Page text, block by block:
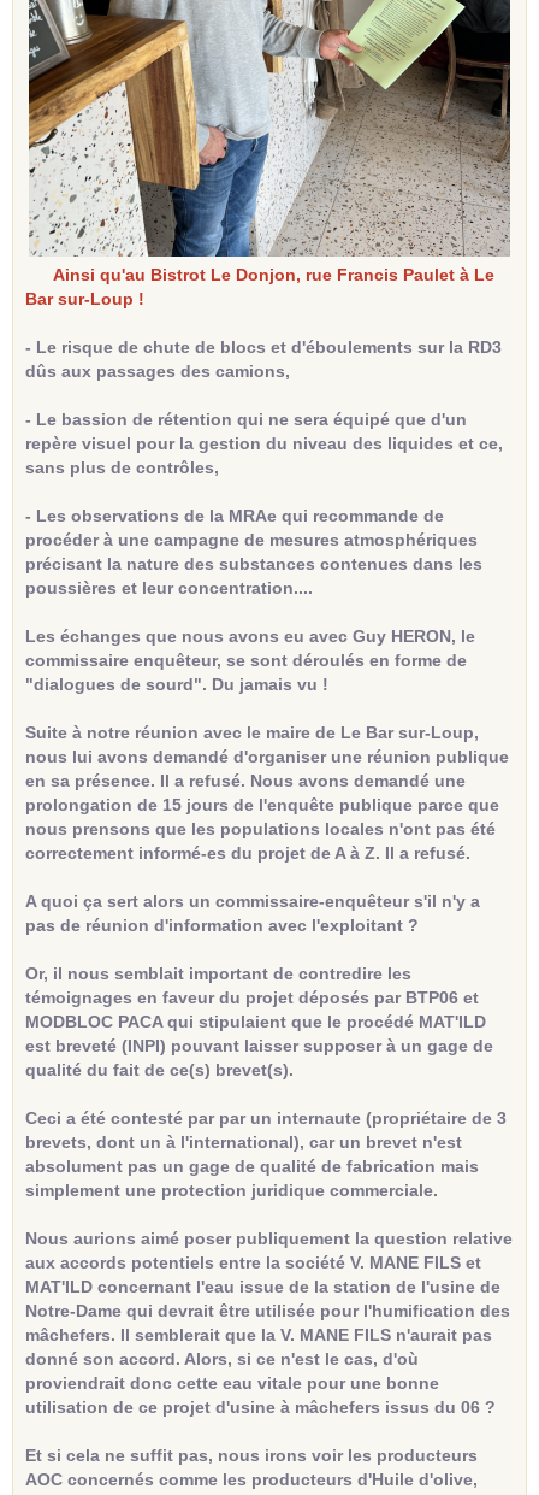
Ainsi qu'au Bistrot Le Donjon, rue Francis Paulet à Le
Bar sur-Loup !
- Le risque de chute de blocs et d'éboulements sur la RD3
dûs aux passages des camions,
- Le bassion de rétention qui ne sera équipé que d'un
repère visuel pour la gestion du niveau des liquides et ce,
sans plus de contrôles,
- Les observations de la MRAe qui recommande de
procéder à une campagne de mesures atmosphériques
précisant la nature des substances contenues dans les
poussières et leur concentration....
Les échanges que nous avons eu avec Guy HERON, le
commissaire enquêteur, se sont déroulés en forme de
"dialogues de sourd". Du jamais vu !
Suite à notre réunion avec le maire de Le Bar sur-Loup,
nous lui avons demandé d'organiser une réunion publique
en sa présence. Il a refusé. Nous avons demandé une
prolongation de 15 jours de l'enquête publique parce que
nous prensons que les populations locales n'ont pas été
correctement informé-es du projet de A à Z. Il a refusé.
A quoi ça sert alors un commissaire-enquêteur s'il n'y a
pas de réunion d'information avec l'exploitant ?
Or, il nous semblait important de contredire les
témoignages en faveur du projet déposés par BTP06 et
MODBLOC PACA qui stipulaient que le procédé MAT'ILD
est breveté (INPI) pouvant laisser supposer à un gage de
qualité du fait de ce(s) brevet(s).
Ceci a été contesté par par un internaute (propriétaire de 3
brevets, dont un à l'international), car un brevet n'est
absolument pas un gage de qualité de fabrication mais
simplement une protection juridique commerciale.
Nous aurions aimé poser publiquement la question relative
aux accords potentiels entre la société V. MANE FILS et
MAT'ILD concernant l'eau issue de la station de l'usine de
Notre-Dame qui devrait être utilisée pour l'humification des
mâchefers. Il semblerait que la V. MANE FILS n'aurait pas
donné son accord. Alors, si ce n'est le cas, d'où
proviendrait donc cette eau vitale pour une bonne
utilisation de ce projet d'usine à mâchefers issus du 06 ?
Et si cela ne suffit pas, nous irons voir les producteurs
AOC concernés comme les producteurs d'Huile d'olive,